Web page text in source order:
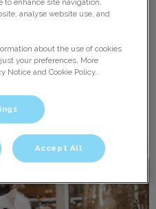
myxomatose, RHD1 en
to enhance site navigation,
analyse website use, and
about the use of cookies
your preferences. More
Notice and Cookie Policy.
Accept All